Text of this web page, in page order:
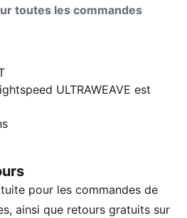
toutes les commandes
ULTRAWEAVE est
contrecollées et des
vous en avez le plus besoin.
et offrir une grande
et non sur votre
AVANTAGES
pour les commandes de
ainsi que retours gratuits sur